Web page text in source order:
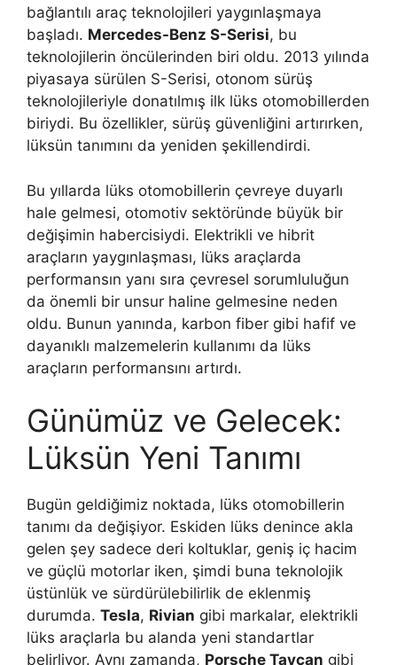
bağlantılı araç teknolojileri yaygınlaşmaya
başladı. Mercedes-Benz S-Serisi, bu
teknolojilerin öncülerinden biri oldu. 2013 yılında
piyasaya sürülen S-Serisi, otonom sürüş
teknolojileriyle donatılmış ilk lüks otomobillerden
biriydi. Bu özellikler, sürüş güvenliğini artırırken,
lüksün tanımını da yeniden şekillendirdi.
Bu yıllarda lüks otomobillerin çevreye duyarlı
hale gelmesi, otomotiv sektöründe büyük bir
değişimin habercisiydi. Elektrikli ve hibrit
araçların yaygınlaşması, lüks araçlarda
performansın yanı sıra çevresel sorumluluğun
da önemli bir unsur haline gelmesine neden
oldu. Bunun yanında, karbon fiber gibi hafif ve
dayanıklı malzemelerin kullanımı da lüks
araçların performansını artırdı.
Günümüz ve Gelecek:
Lüksün Yeni Tanımı
Bugün geldiğimiz noktada, lüks otomobillerin
tanımı da değişiyor. Eskiden lüks denince akla
gelen şey sadece deri koltuklar, geniş iç hacim
ve güçlü motorlar iken, şimdi buna teknolojik
üstünlük ve sürdürülebilirlik de eklenmiş
durumda. Tesla, Rivian gibi markalar, elektrikli
lüks araçlarla bu alanda yeni standartlar
belirliyor. Aynı zamanda, Porsche Taycan gibi